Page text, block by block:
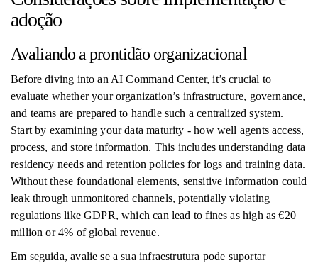
adoção
Avaliando a prontidão organizacional
Before diving into an AI Command Center, it’s crucial to
evaluate whether your organization’s infrastructure, governance,
and teams are prepared to handle such a centralized system.
Start by examining your data maturity - how well agents access,
process, and store information. This includes understanding data
residency needs and retention policies for logs and training data.
Without these foundational elements, sensitive information could
leak through unmonitored channels, potentially violating
regulations like GDPR, which can lead to fines as high as €20
million or 4% of global revenue.
Em seguida, avalie se a sua infraestrutura pode suportar